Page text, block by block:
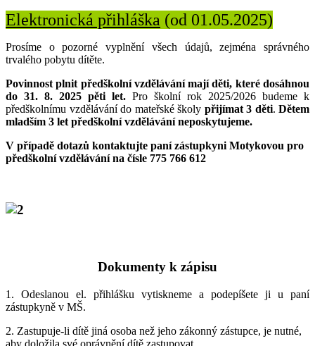
Elektronická přihláška (od 01.05.2025)
Prosíme o pozorné vyplnění všech údajů, zejména správného
trvalého pobytu dítěte.
Povinnost plnit předškolní vzdělávání mají děti, které dosáhnou
do 31. 8. 2025 pěti let. Pro školní rok 2025/2026 budeme k
předškolnímu vzdělávání do mateřské školy přijímat 3 děti. Dětem
mladším 3 let předškolní vzdělávání neposkytujeme.
V případě dotazů kontaktujte paní zástupkyni Motykovou pro
předškolní vzdělávání na čísle 775 766 612
Dokumenty k zápisu
1. Odeslanou el. přihlášku vytiskneme a podepíšete ji u paní
zástupkyně v MŠ.
2. Zastupuje-li dítě jiná osoba než jeho zákonný zástupce, je nutné,
aby doložila své oprávnění dítě zastupovat.